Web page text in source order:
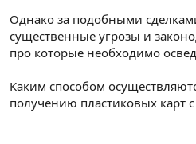
Однако за подобными
существенные угрозы и
про которые необходимо
Каким способом
получению пластиковых карт с